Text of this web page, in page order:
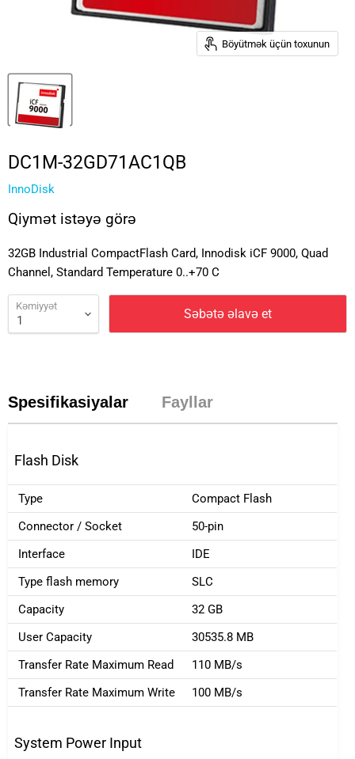
Böyütmək üçün toxunun
DC1M-32GD71AC1QB
InnoDisk
Qiymət istəyə görə
32GB Industrial CompactFlash Card, Innodisk iCF 9000, Quad
Channel, Standard Temperature 0..+70 C
Kəmiyyət Səbətə əlavə et
Spesifikasiyalar Fayllar
Flash Disk
Type
Compact Flash
Connector / Socket
50-pin
Interface
IDE
Type flash memory
SLC
Capacity
32 GB
User Capacity
30535.8 MB
Transfer Rate Maximum Read
110 MB/s
Transfer Rate Maximum Write
100 MB/s
System Power Input